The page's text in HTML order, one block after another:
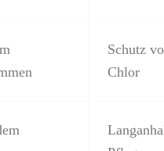
Schutz
Chlor